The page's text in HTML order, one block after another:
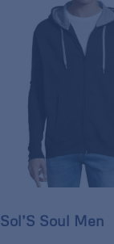
Sol’S Soul Men